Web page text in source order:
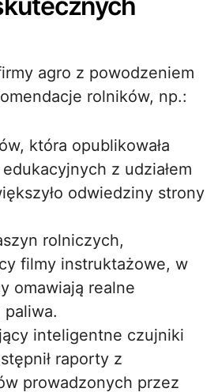
agro z powodzeniem
rolników, np.:
która opublikowała
z udziałem
odwiedziny strony
rolniczych,
filmy instruktażowe, w
omawiają realne
inteligentne czujniki
raporty z
prowadzonych przez